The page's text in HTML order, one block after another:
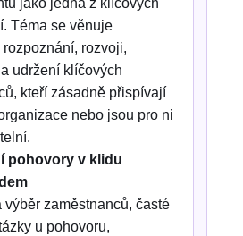
jako jedna z klíčových
Téma se věnuje
rozvoji,
udržení klíčových
kteří zásadně přispívají
nebo jsou pro ni
pohovory v klidu
výběr zaměstnanců, časté
u pohovoru,